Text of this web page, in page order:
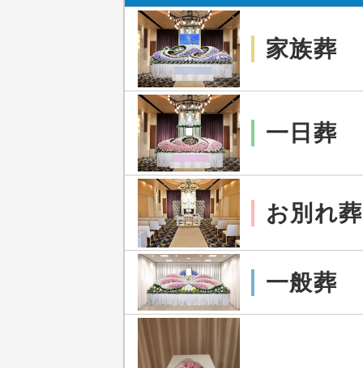
家族葬
一日葬
お別れ
一般葬